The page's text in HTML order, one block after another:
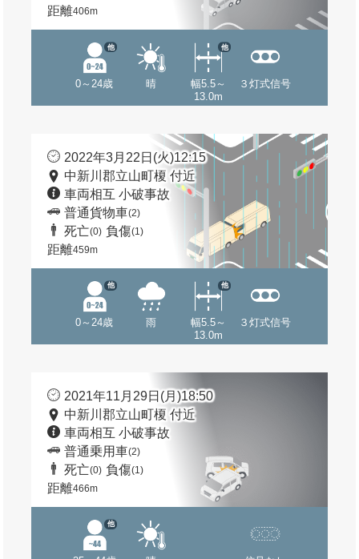
距離406m
0～24歳
他
晴
幅5.5～
13.0m
他
３灯式信号
2022年3月22日(火)12:15
中新川郡立山町榎 付近
車両相互 小破事故
普通貨物車(2)
死亡(0) 負傷(1)
距離459m
0～24歳
他
雨
幅5.5～
13.0m
他
３灯式信号
2021年11月29日(月)18:50
中新川郡立山町榎 付近
車両相互 小破事故
普通乗用車(2)
死亡(0) 負傷(1)
距離466m
他